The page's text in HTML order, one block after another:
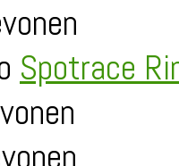
Spotrace